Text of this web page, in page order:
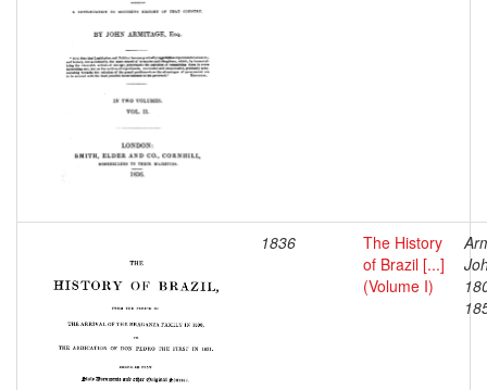
1836
The History
of Brazil [...]
(Volume I)